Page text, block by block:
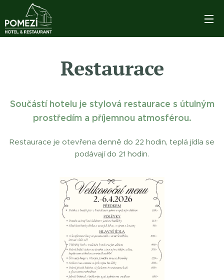
Restaurace
Součástí hotelu je stylová restaurace s útulným
prostředím a příjemnou atmosférou.
Restaurace je otevřena denně do 22 hodin, teplá jídla se
podávají do 21 hodin.